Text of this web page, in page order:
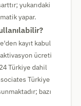
yukarıdaki
yapar.
kayıt kabul
aktivasyon ücreti
Türkiye dahil
Türkiye
bazı